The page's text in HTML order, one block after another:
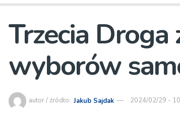
Trzecia
wyborów
autor / źródło: Jakub Sajdak 2024/02/29 -